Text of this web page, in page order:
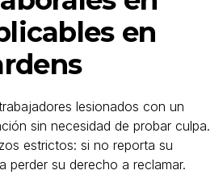
en
lesionados con un
sin necesidad de probar culpa.
estrictos: si no reporta su
perder su derecho a reclamar.